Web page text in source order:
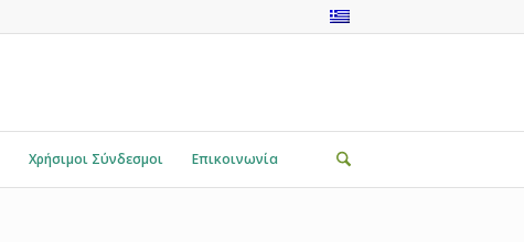
Χρήσιμοι Σύνδεσμοι Επικοινωνία